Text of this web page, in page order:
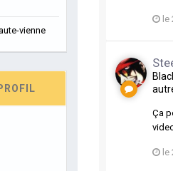
vienne
Ça